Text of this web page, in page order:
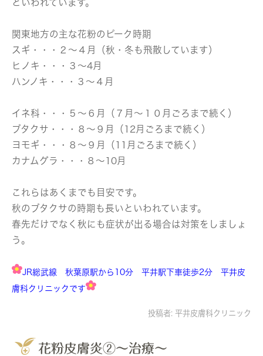
といわれています。
関東地方の主な花粉のピーク時期
スギ・・・２～４月（秋・冬も飛散しています）
ヒノキ・・・３～4月
ハンノキ・・・３～４月
イネ科・・・５～６月（７月～１０月ごろまで続く）
ブタクサ・・・８～９月（12月ごろまで続く）
ヨモギ・・・８～９月（11月ごろまで続く）
カナムグラ・・・８～10月
これらはあくまでも目安です。
秋のブタクサの時期も長いといわれています。
春先だけでなく秋にも症状が出る場合は対策をしましょ
う。
JR総武線 秋葉原駅から10分 平井駅下車徒歩2分 平井皮
膚科クリニックです
投稿者: 平井皮膚科クリニック
花粉皮膚炎②～治療～